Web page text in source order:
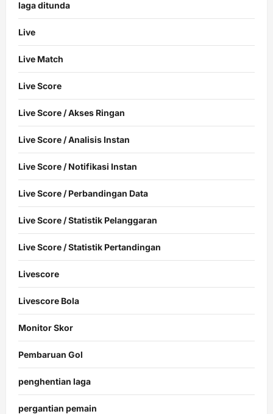
laga ditunda
Live
Live Match
Live Score
Live Score / Akses Ringan
Live Score / Analisis Instan
Live Score / Notifikasi Instan
Live Score / Perbandingan Data
Live Score / Statistik Pelanggaran
Live Score / Statistik Pertandingan
Livescore
Livescore Bola
Monitor Skor
Pembaruan Gol
penghentian laga
pergantian pemain